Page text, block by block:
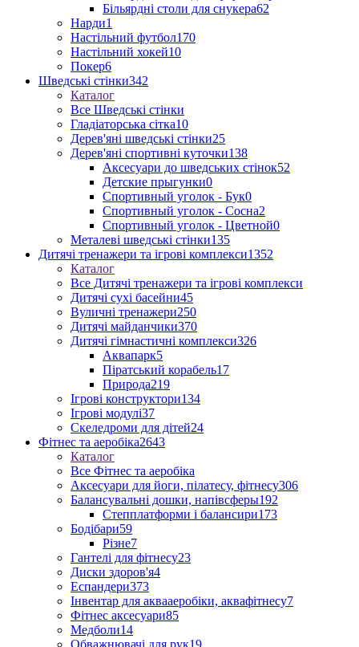
Більярдні столи для снукера62
Нарди1
Настільний футбол170
Настільний хокей10
Покер6
Шведські стінки342
Каталог
Все Шведські стінки
Гладіаторська сітка10
Дерев'яні шведські стінки25
Дерев'яні спортивні куточки138
Аксесуари до шведських стінок52
Детские прыгунки0
Спортивный уголок - Бук0
Спортивный уголок - Сосна2
Спортивный уголок - Цветной0
Металеві шведські стінки135
Дитячі тренажери та ігрові комплекси1352
Каталог
Все Дитячі тренажери та ігрові комплекси
Дитячі сухі басейни45
Вуличні тренажери250
Дитячі майданчики370
Дитячі гімнастичні комплекси326
Аквапарк5
Піратський корабель17
Природа219
Ігрові конструктори134
Ігрові модулі37
Скеледроми для дітей24
Фітнес та аеробіка2643
Каталог
Все Фітнес та аеробіка
Аксесуари для йоги, пілатесу, фітнесу306
Балансувальні дошки, напівсферы192
Степплатформи і балансири173
Бодібари59
Різне7
Гантелі для фітнесу23
Диски здоров'я4
Еспандери373
Інвентар для аквааеробіки, аквафітнесу7
Фітнес аксесуари85
Медболи14
Обважнювачі для рук19